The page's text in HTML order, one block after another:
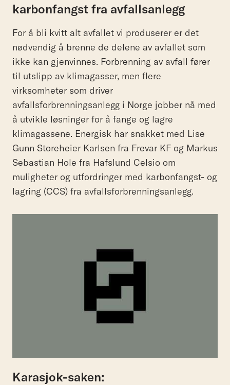
karbonfangst fra avfallsanlegg
For å bli kvitt alt avfallet vi produserer er det
nødvendig å brenne de delene av avfallet som
ikke kan gjenvinnes. Forbrenning av avfall fører
til utslipp av klimagasser, men flere
virksomheter som driver
avfallsforbrenningsanlegg i Norge jobber nå med
å utvikle løsninger for å fange og lagre
klimagassene. Energisk har snakket med Lise
Gunn Storeheier Karlsen fra Frevar KF og Markus
Sebastian Hole fra Hafslund Celsio om
muligheter og utfordringer med karbonfangst- og
lagring (CCS) fra avfallsforbrenningsanlegg.
Karasjok-saken: